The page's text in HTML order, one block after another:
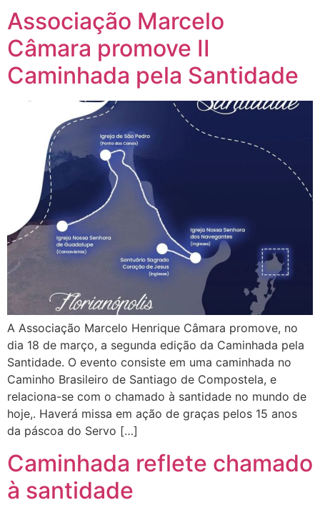
Associação Marcelo
Câmara promove II
Caminhada pela Santidade
A Associação Marcelo Henrique Câmara promove, no
dia 18 de março, a segunda edição da Caminhada pela
Santidade. O evento consiste em uma caminhada no
Caminho Brasileiro de Santiago de Compostela, e
relaciona-se com o chamado à santidade no mundo de
hoje,. Haverá missa em ação de graças pelos 15 anos
da páscoa do Servo […]
Caminhada reflete chamado
à santidade